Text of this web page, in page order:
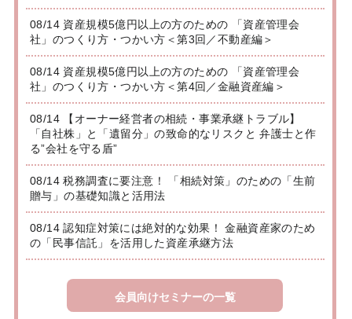
08/14 資産規模5億円以上の方のための 「資産管理会
社」のつくり方・つかい方＜第3回／不動産編＞
08/14 資産規模5億円以上の方のための 「資産管理会
社」のつくり方・つかい方＜第4回／金融資産編＞
08/14 【オーナー経営者の相続・事業承継トラブル】
「自社株」と「遺留分」の致命的なリスクと 弁護士と作
る”会社を守る盾”
08/14 税務調査に要注意！ 「相続対策」のための「生前
贈与」の基礎知識と活用法
08/14 認知症対策には絶対的な効果！ 金融資産家のため
の「民事信託」を活用した資産承継方法
会員向けセミナーの一覧